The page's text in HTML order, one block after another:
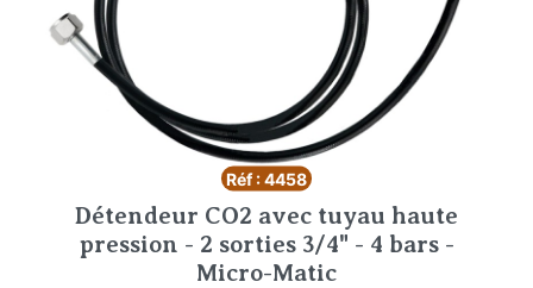
Réf : 4458
Détendeur CO2 avec tuyau haute
pression - 2 sorties 3/4" - 4 bars -
Micro-Matic